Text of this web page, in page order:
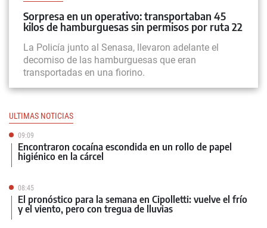
Sorpresa en un operativo: transportaban 45
kilos de hamburguesas sin permisos por ruta 22
La Policía junto al Senasa, llevaron adelante el
decomiso de las hamburguesas que eran
transportadas en una fiorino.
ULTIMAS NOTICIAS
09:09
Encontraron cocaína escondida en un rollo de papel
higiénico en la cárcel
08:45
El pronóstico para la semana en Cipolletti: vuelve el frío
y el viento, pero con tregua de lluvias